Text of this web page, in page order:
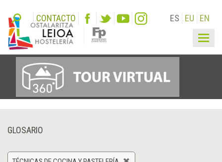
CONTACTO ES EU EN
GLOSARIO